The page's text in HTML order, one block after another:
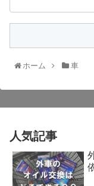
ホーム 車
人気記事